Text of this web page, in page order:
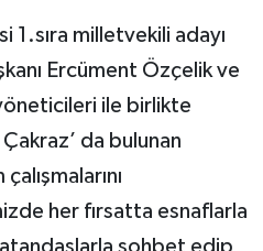
milletvekili adayı
Ercüment Özçelik ve
ile birlikte
da bulunan
her fırsatta esnaflarla